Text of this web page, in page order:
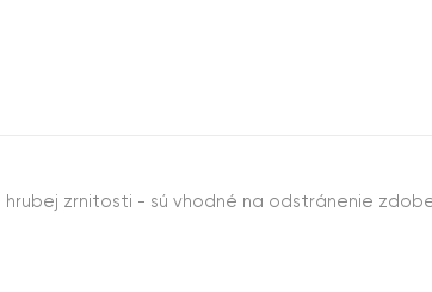
hrubej zrnitosti - sú vhodné na odstránenie